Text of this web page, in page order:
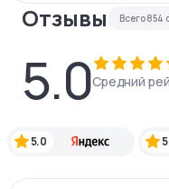
Отзывы Всего854
5.0Средний
5.0